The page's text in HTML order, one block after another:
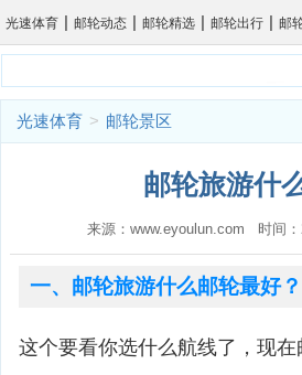
光速体育 | 邮轮动态 | 邮轮精选 | 邮轮出行 | 邮
光速体育 > 邮轮景区
邮轮旅游什
来源：www.eyoulun.com 时间
一、邮轮旅游什么邮轮最好？
这个要看你选什么航线了，现